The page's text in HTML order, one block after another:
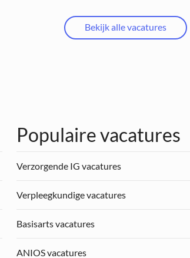
Bekijk alle vacatures
Populaire vacatures
Verzorgende IG vacatures
Verpleegkundige vacatures
Basisarts vacatures
ANIOS vacatures